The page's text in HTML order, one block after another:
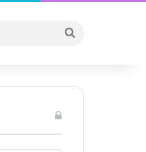
...